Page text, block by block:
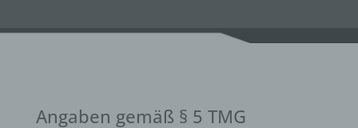
Angaben gemäß § 5 TMG